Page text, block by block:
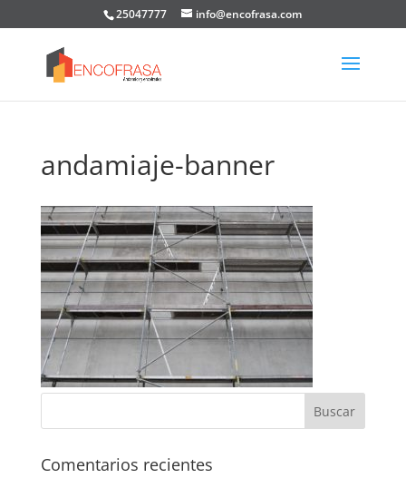
25047777 info@encofrasa.com
andamiaje-banner
Comentarios recientes